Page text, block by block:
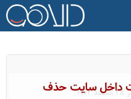
داخل سایت حذف